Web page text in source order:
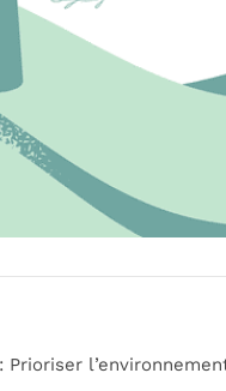
: Prioriser